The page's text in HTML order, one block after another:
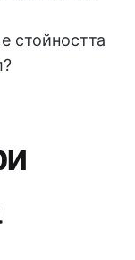
стойността